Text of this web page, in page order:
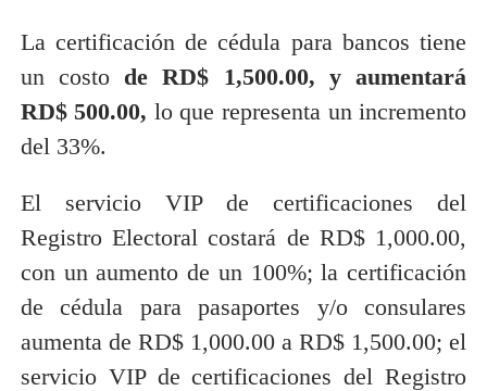
La certificación de cédula para bancos tiene
un costo de RD$ 1,500.00, y aumentará
RD$ 500.00, lo que representa un incremento
del 33%.
El servicio VIP de certificaciones del
Registro Electoral costará de RD$ 1,000.00,
con un aumento de un 100%; la certificación
de cédula para pasaportes y/o consulares
aumenta de RD$ 1,000.00 a RD$ 1,500.00; el
servicio VIP de certificaciones del Registro